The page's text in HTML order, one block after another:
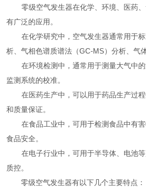
零级空气发生器在化学、环境、医药、
有广泛的应用。
在化学研究中，空气发生器通常用于标
析、气相色谱质谱法（GC-MS）分析、气
在环境检测中，通常用于测量大气中的
监测系统的校准。
在医药生产中，可以用于药品生产过程
和质量保证。
在食品工业中，可用于检测食品中有害
食品安全。
在电子行业中，可用于半导体、电池等
质控。
零级空气发生器有以下几个主要特点：